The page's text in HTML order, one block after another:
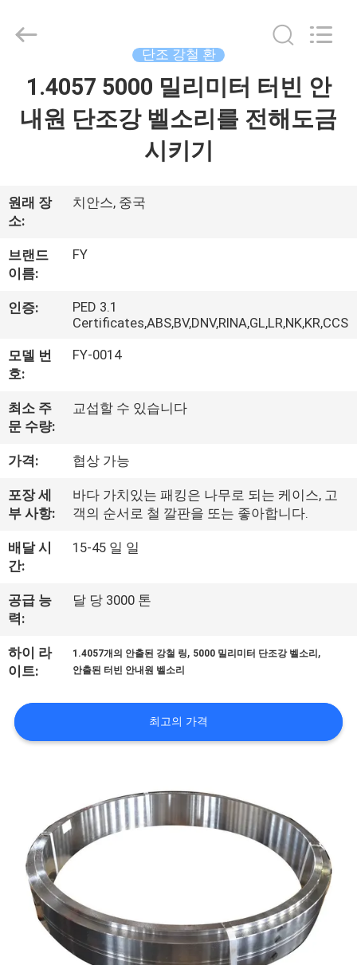
동
영
회
사
소
공
여
행
품
질
관
리
Ringlike
Forging
Reserved.
단조 강철 환
1.4057 5000 밀리미터 터빈 안
내원 단조강 벨소리를 전해도금
시키기
원래 장
소:
치안스, 중국
브랜드
이름:
FY
인증:
PED 3.1
Certificates,ABS,BV,DNV,RINA,GL,LR,NK,KR,CCS
모델 번
호:
FY-0014
최소 주
문 수량:
교섭할 수 있습니다
가격: 협상 가능
포장 세
부 사항:
바다 가치있는 패킹은 나무로 되는 케이스, 고
객의 순서로 철 깔판을 또는 좋아합니다.
배달 시
간:
15-45 일 일
공급 능
력:
달 당 3000 톤
하이 라
이트:
1.4057개의 안출된 강철 링, 5000 밀리미터 단조강 벨소리 ,
안출된 터빈 안내원 벨소리
최고의 가격